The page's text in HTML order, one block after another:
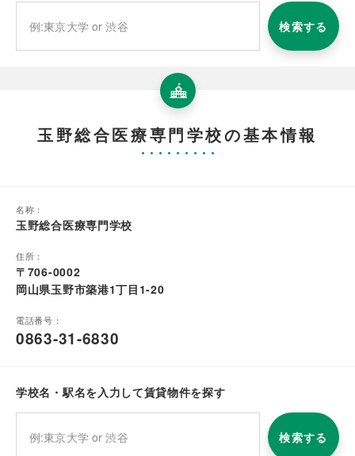
検索する
玉野総合医療専門学校の基本情報
名称：
玉野総合医療専門学校
住所：
〒706-0002
岡山県玉野市築港1丁目1-20
電話番号：
0863-31-6830
学校名・駅名を入力して賃貸物件を探す
検索する